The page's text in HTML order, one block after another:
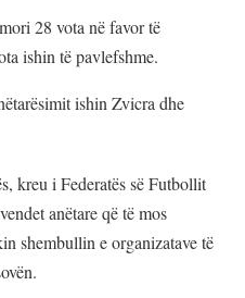
28 vota në favor të
ishin të pavlefshme.
ishin Zvicra dhe
kreu i Federatës së Futbollit
anëtare që të mos
shembullin e organizatave të